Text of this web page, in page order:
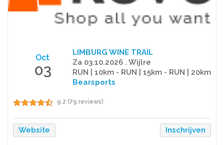
Oct
03
LIMBURG WINE TRAIL
Za 03.10.2026 . Wijlre
RUN | 10km - RUN | 15km - RUN | 20km
Bearsports
9.2 (79 reviews)
Website Inschrijven